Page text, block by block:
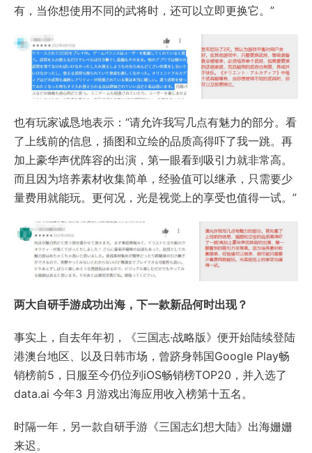
有，当你想使用不同的武将时，还可以立即更换它。”
也有玩家诚恳地表示：“请允许我写几点有魅力的部分。看
了上线前的信息，插图和立绘的品质高得吓了我一跳。再
加上豪华声优阵容的出演，第一眼看到吸引力就非常高。
而且因为培养素材收集简单，经验值可以继承，只需要少
量费用就能玩。更何况，光是视觉上的享受也值得一试。”
两大自研手游成功出海，下一款新品何时出现？
事实上，自去年年初，《三国志·战略版》便开始陆续登陆
港澳台地区、以及日韩市场，曾跻身韩国Google Play畅
销榜前5，日服至今仍位列iOS畅销榜TOP20，并入选了
data.ai 今年3 月游戏出海应用收入榜第十五名。
时隔一年，另一款自研手游《三国志幻想大陆》出海姗姗
来迟。